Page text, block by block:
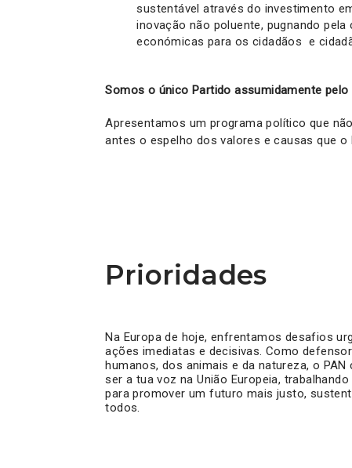
sustentável através do investimento
inovação não poluente, pugnando
económicas para os cidadãos e
Somos o único Partido assumidamente
Apresentamos um programa político que
antes o espelho dos valores e causas que o
Prioridades
Na Europa de hoje, enfrentamos desafios
ações imediatas e decisivas. Como
humanos, dos animais e da natureza, o
ser a tua voz na União Europeia,
para promover um futuro mais justo,
todos.